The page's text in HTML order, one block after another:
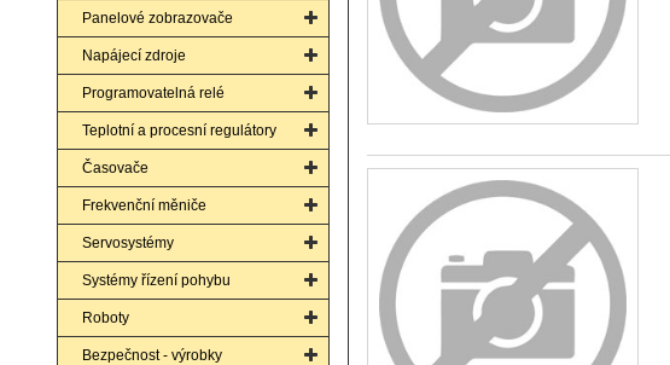
Panelové zobrazovače
Napájecí zdroje
Programovatelná relé
Teplotní a procesní regulátory
Časovače
Frekvenční měniče
Servosystémy
Systémy řízení pohybu
Roboty
Bezpečnost - výrobky